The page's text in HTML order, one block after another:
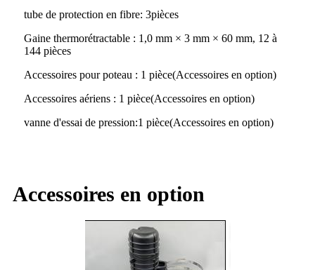
tube de protection en fibre: 3pièces
Gaine thermorétractable : 1,0 mm × 3 mm × 60 mm, 12 à
144 pièces
Accessoires pour poteau : 1 pièce(Accessoires en option)
Accessoires aériens : 1 pièce(Accessoires en option)
vanne d'essai de pression:1 pièce(Accessoires en option)
Accessoires en option